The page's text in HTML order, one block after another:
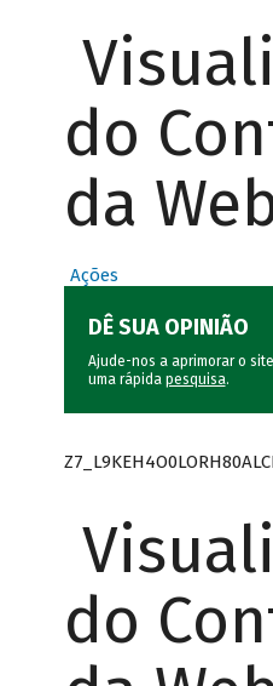
do
da
Ações
DÊ SUA OPINIÃO
Ajude-nos a aprimorar o
uma rápida pesquisa.
do